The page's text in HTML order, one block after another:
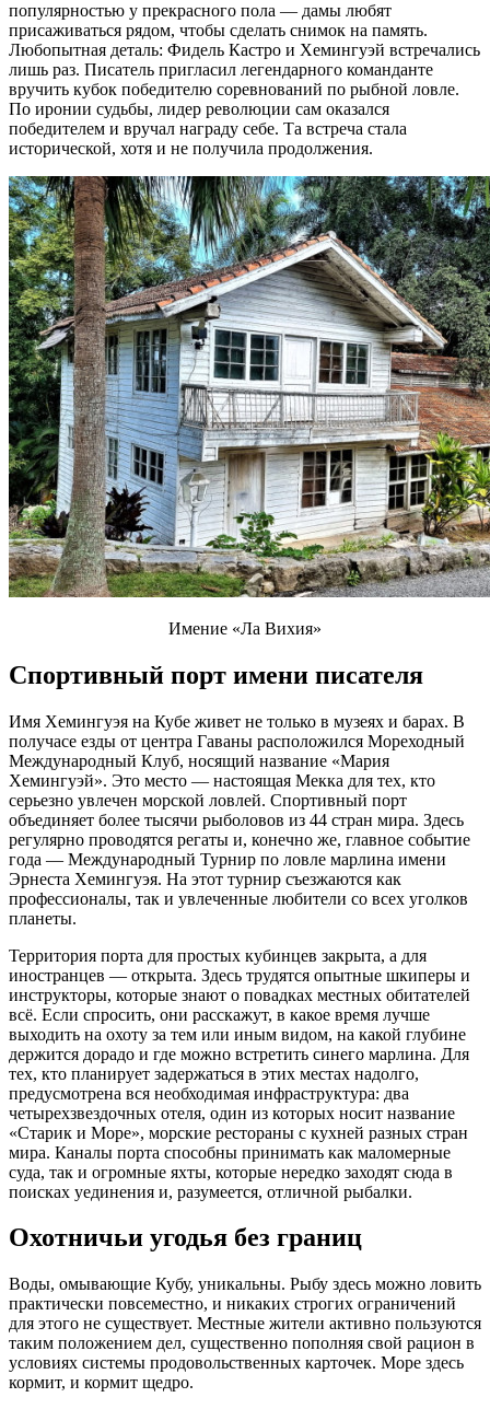
популярностью у прекрасного пола — дамы любят
присаживаться рядом, чтобы сделать снимок на память.
Любопытная деталь: Фидель Кастро и Хемингуэй встречались
лишь раз. Писатель пригласил легендарного команданте
вручить кубок победителю соревнований по рыбной ловле.
По иронии судьбы, лидер революции сам оказался
победителем и вручал награду себе. Та встреча стала
исторической, хотя и не получила продолжения.
Имение «Ла Вихия»
Спортивный порт имени писателя
Имя Хемингуэя на Кубе живет не только в музеях и барах. В
получасе езды от центра Гаваны расположился Мореходный
Международный Клуб, носящий название «Мария
Хемингуэй». Это место — настоящая Мекка для тех, кто
серьезно увлечен морской ловлей. Спортивный порт
объединяет более тысячи рыболовов из 44 стран мира. Здесь
регулярно проводятся регаты и, конечно же, главное событие
года — Международный Турнир по ловле марлина имени
Эрнеста Хемингуэя. На этот турнир съезжаются как
профессионалы, так и увлеченные любители со всех уголков
планеты.
Территория порта для простых кубинцев закрыта, а для
иностранцев — открыта. Здесь трудятся опытные шкиперы и
инструкторы, которые знают о повадках местных обитателей
всё. Если спросить, они расскажут, в какое время лучше
выходить на охоту за тем или иным видом, на какой глубине
держится дорадо и где можно встретить синего марлина. Для
тех, кто планирует задержаться в этих местах надолго,
предусмотрена вся необходимая инфраструктура: два
четырехзвездочных отеля, один из которых носит название
«Старик и Море», морские рестораны с кухней разных стран
мира. Каналы порта способны принимать как маломерные
суда, так и огромные яхты, которые нередко заходят сюда в
поисках уединения и, разумеется, отличной рыбалки.
Охотничьи угодья без границ
Воды, омывающие Кубу, уникальны. Рыбу здесь можно ловить
практически повсеместно, и никаких строгих ограничений
для этого не существует. Местные жители активно пользуются
таким положением дел, существенно пополняя свой рацион в
условиях системы продовольственных карточек. Море здесь
кормит, и кормит щедро.